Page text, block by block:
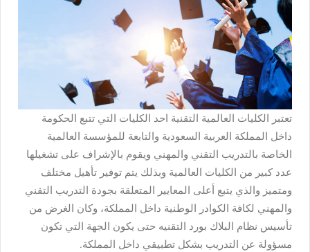
تعتبر الكليات العالمية التقنية احد الكليات التي تتبع الحكومة
داخل المملكة العربية السعودية والتابعة للمؤسسة العالمية
الخاصة بالتدريب التقني والمهني ويقوم بالإشراف على تشغيلها
عدد كبير من الكليات العالمية وبذلك يتم توفير تأهيل مختلف
ومتميز والذي يتبع أعلى المعايير المتعلقة بجودة التدريب التقني
والمهني لكافة الكوادر الوطنية داخل المملكة، وكان الغرض من
تأسيس نظام البلاك بورد التقنيه حتى يكون الجهة التي تكون
مسؤولة عن التدريب بشكل تطبيقي داخل المملكة.